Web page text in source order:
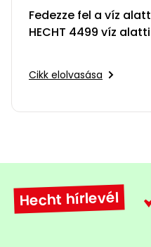
Fedezze fel a víz
HECHT 4499 víz alatti
Cikk elolvasása
Hecht hírlevél